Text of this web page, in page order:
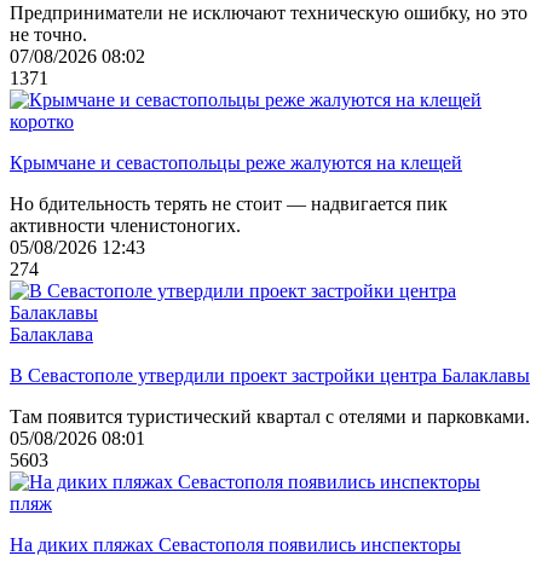
Предприниматели не исключают техническую ошибку, но это
не точно.
07/08/2026 08:02
1371
коротко
Крымчане и севастопольцы реже жалуются на клещей
Но бдительность терять не стоит — надвигается пик
активности членистоногих.
05/08/2026 12:43
274
Балаклава
В Севастополе утвердили проект застройки центра Балаклавы
Там появится туристический квартал с отелями и парковками.
05/08/2026 08:01
5603
пляж
На диких пляжах Севастополя появились инспекторы